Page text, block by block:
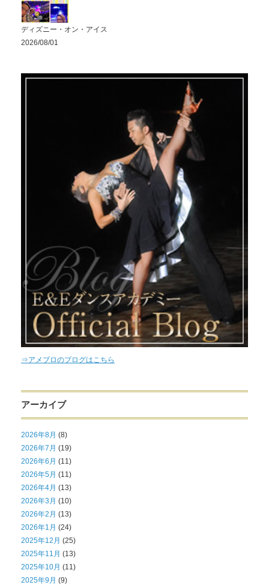
ディズニー・オン・アイス
2026/08/01
⇒アメブロのブログはこちら
アーカイブ
2026年8月 (8)
2026年7月 (19)
2026年6月 (11)
2026年5月 (11)
2026年4月 (13)
2026年3月 (10)
2026年2月 (13)
2026年1月 (24)
2025年12月 (25)
2025年11月 (13)
2025年10月 (11)
2025年9月 (9)